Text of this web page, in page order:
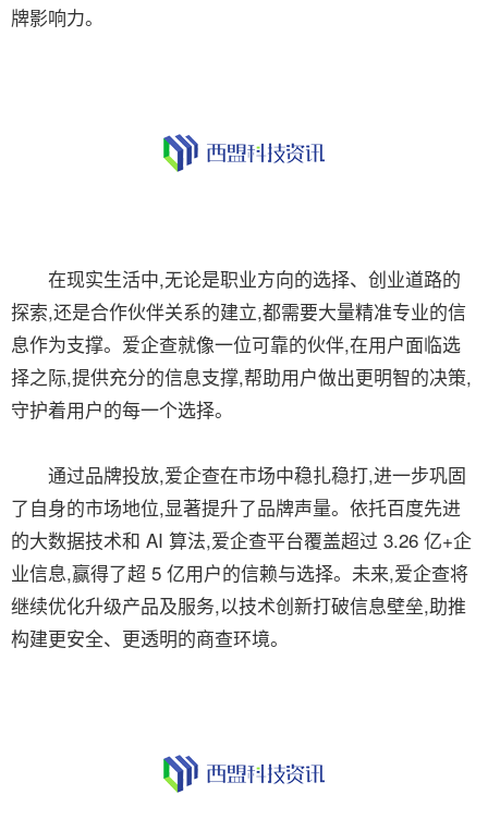
牌影响力。
在现实生活中,无论是职业方向的选择、创业道路的
探索,还是合作伙伴关系的建立,都需要大量精准专业的信
息作为支撑。爱企查就像一位可靠的伙伴,在用户面临选
择之际,提供充分的信息支撑,帮助用户做出更明智的决策,
守护着用户的每一个选择。
通过品牌投放,爱企查在市场中稳扎稳打,进一步巩固
了自身的市场地位,显著提升了品牌声量。依托百度先进
的大数据技术和 AI 算法,爱企查平台覆盖超过 3.26 亿+企
业信息,赢得了超 5 亿用户的信赖与选择。未来,爱企查将
继续优化升级产品及服务,以技术创新打破信息壁垒,助推
构建更安全、更透明的商查环境。